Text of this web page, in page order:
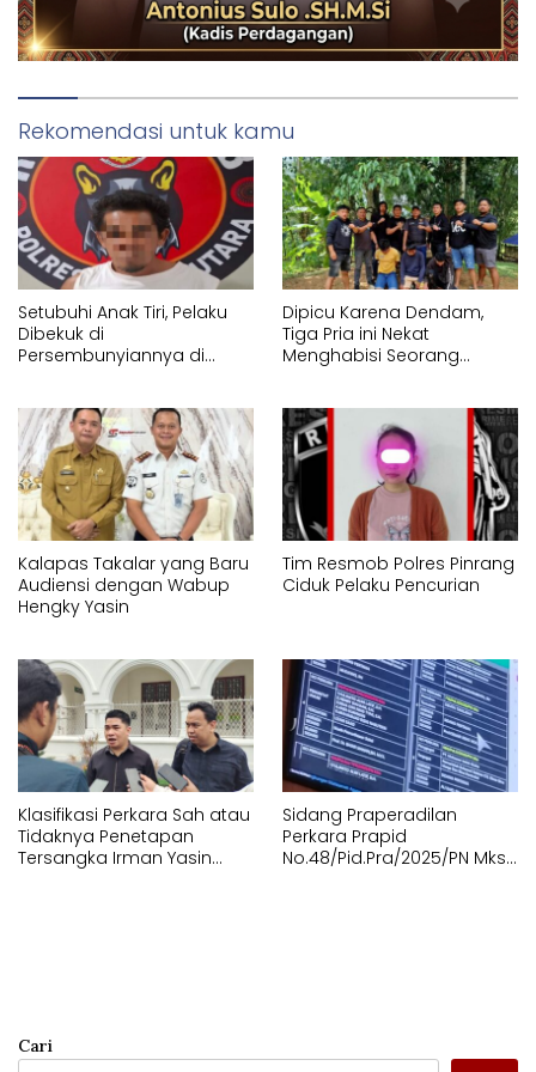
Rekomendasi untuk kamu
Setubuhi Anak Tiri, Pelaku
Dibekuk di
Persembunyiannya di
Dipicu Karena Dendam,
Tiga Pria ini Nekat
Menghabisi Seorang
Kalapas Takalar yang Baru
Audiensi dengan Wabup
Hengky Yasin
Tim Resmob Polres Pinrang
Ciduk Pelaku Pencurian
Klasifikasi Perkara Sah atau
Tidaknya Penetapan
Tersangka Irman Yasin
Sidang Praperadilan
Perkara Prapid
No.48/Pid.Pra/2025/PN Mks
Cari